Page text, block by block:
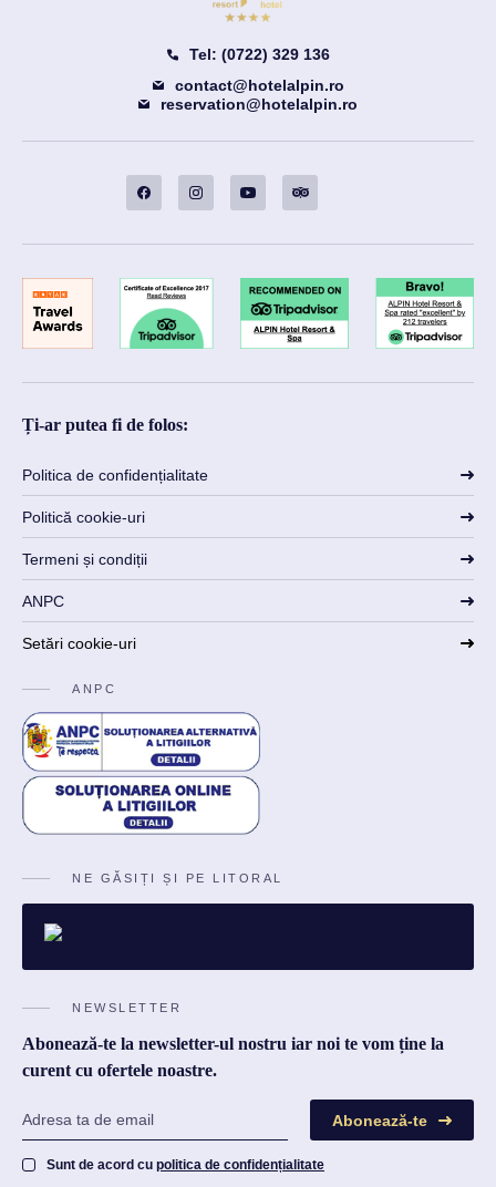
Tel: (0722) 329 136
contact@hotelalpin.ro
reservation@hotelalpin.ro
Ți-ar putea fi de folos:
Politica de confidențialitate
Politică cookie-uri
Termeni și condiții
ANPC
Setări cookie-uri
ANPC
NE GĂSIȚI ȘI PE LITORAL
NEWSLETTER
Abonează-te la newsletter-ul nostru iar noi te vom ține la
curent cu ofertele noastre.
Abonează-te
Sunt de acord cu politica de confidențialitate